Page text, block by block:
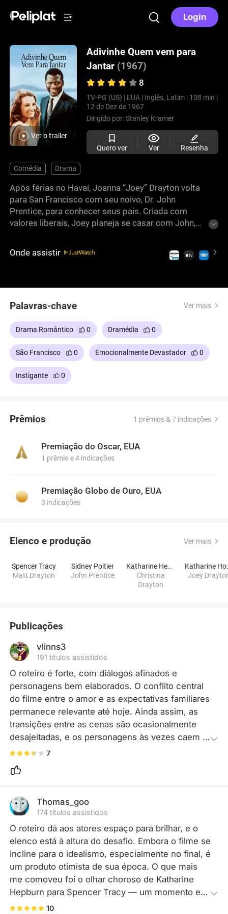
Login
Ver o trailer
Adivinhe Quem vem para
Jantar (1967)
8
TV-PG (US) | EUA | Inglês, Latim | 108 min |
12 de Dez de 1967
Dirigido por:Stanley Kramer
Quero ver Ver Resenha
Comédia Drama
Após férias no Havaí, Joanna “Joey” Drayton volta
para San Francisco com seu noivo, Dr. John
Prentice, para conhecer seus pais. Criada com
valores liberais, Joey planeja se casar com John,
enfrentam discussões complexas sobre raça e
Onde assistir
Palavras-chave Ver mais
Drama Romântico 0 Dramédia 0
São Francisco 0 Emocionalmente Devastador 0
Instigante 0
Prêmios 1 prêmios & 7 indicações
Premiação do Oscar, EUA
1 prêmio e 4 indicações
Premiação Globo de Ouro, EUA
3 indicações
Elenco e produção Ver mais
Spencer Tracy
Matt Drayton
Sidney Poitier
John Prentice
Katharine Hepburn
Christina
Drayton
Joey
Publicações
vlinns3
191 títulos assistidos
O roteiro é forte, com diálogos afinados e
personagens bem elaborados. O conflito central
do filme entre o amor e as expectativas familiares
permanece relevante até hoje. Ainda assim, as
transições entre as cenas são ocasionalmente
desajeitadas, e os personagens às vezes caem
em discursos que paralisam a narrativa. Nada se
destaca visualmente no nível cinematográfico,
mas é emocionalmente impactante.
7
Thomas_goo
174 títulos assistidos
O roteiro dá aos atores espaço para brilhar, e o
elenco está à altura do desafio. Embora o filme se
incline para o idealismo, especialmente no final, é
um produto otimista de sua época. O que mais
me comoveu foi o olhar choroso de Katharine
Hepburn para Spencer Tracy — um momento em
que o amor da vida real se infiltra na ficção e
10